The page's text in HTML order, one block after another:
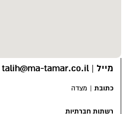
מייל |
talih@ma-tamar.co.il
כתובת | מצדה
רשתות חברתיות